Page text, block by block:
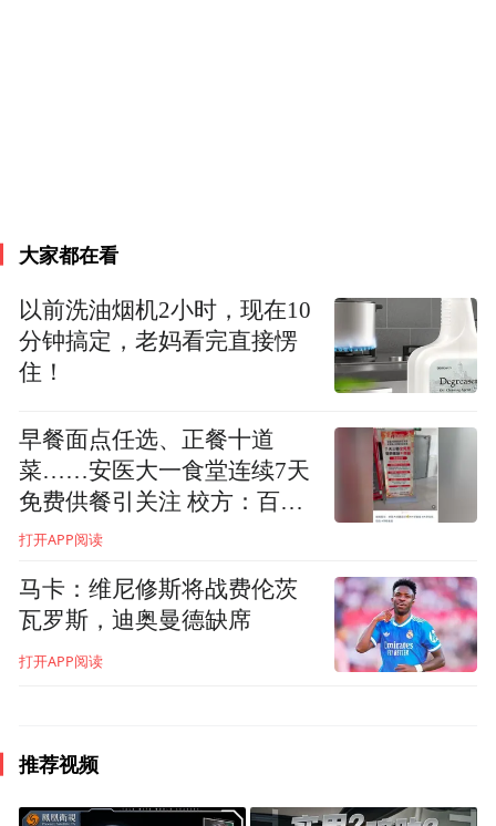
英国牛津大学Rhona Sharpe教授
大家都在看
以前洗油烟机2小时，现在10
分钟搞定，老妈看完直接愣
住！
早餐面点任选、正餐十道
菜……安医大一食堂连续7天
免费供餐引关注 校方：百年
校庆预热
打开APP阅读
马卡：维尼修斯将战费伦茨
瓦罗斯，迪奥曼德缺席
打开APP阅读
推荐视频